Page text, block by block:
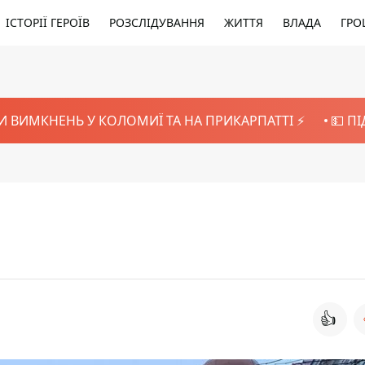
ІСТОРІЇ ГЕРОЇВ РОЗСЛІДУВАННЯ ЖИТТЯ ВЛАДА
ВИМКНЕНЬ У КОЛОМИЇ ТА НА ПРИКАРПАТТІ ⚡️ 💵
👍